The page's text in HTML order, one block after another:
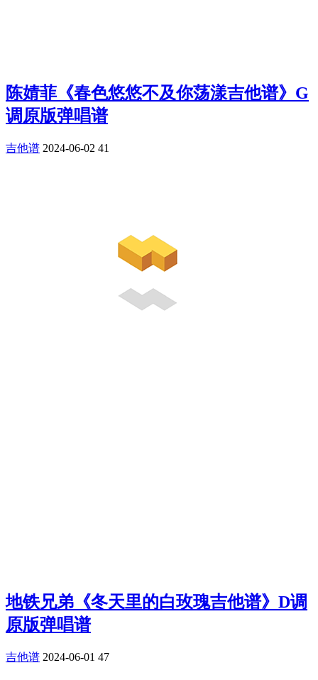
陈婧菲《春色悠悠不及你荡漾吉他谱》G
调原版弹唱谱
吉他谱 2024-06-02 41
地铁兄弟《冬天里的白玫瑰吉他谱》D调
原版弹唱谱
吉他谱 2024-06-01 47